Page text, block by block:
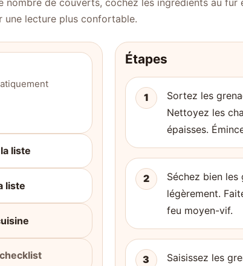
une lecture plus confortable.
liste
liste
Étapes
1
Sortez les
Nettoyez les
épaisses.
2
Séchez bien
légèrement.
feu moyen-vif.
3
Saisissez les